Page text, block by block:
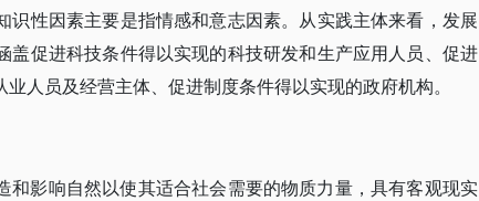
性因素主要是指情感和意志因素。从实践主体来看，发展
盖促进科技条件得以实现的科技研发和生产应用人员、促进
人员及经营主体、促进制度条件得以实现的政府机构。
和影响自然以使其适合社会需要的物质力量，具有客观现实